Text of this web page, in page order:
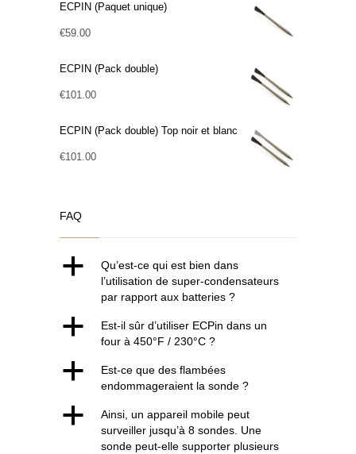
ECPIN (Paquet unique)
€59.00
ECPIN (Pack double)
€101.00
ECPIN (Pack double) Top noir et blanc
€101.00
FAQ
a
Qu’est-ce qui est bien dans
l’utilisation de super-condensateurs
par rapport aux batteries ?
a
Est-il sûr d’utiliser ECPin dans un
four à 450°F / 230°C ?
a
Est-ce que des flambées
endommageraient la sonde ?
a
Ainsi, un appareil mobile peut
surveiller jusqu’à 8 sondes. Une
sonde peut-elle supporter plusieurs